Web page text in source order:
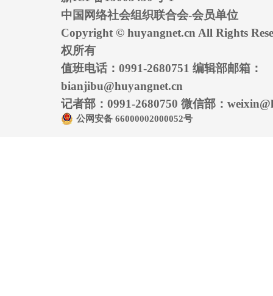
中国网络社会组织联合会-会员单位
Copyright © huyangnet.cn All Rights
权所有
值班电话：0991-2680751 编辑部邮箱：
bianjibu@huyangnet.cn
记者部：0991-2680750 微信部：
公网安备 66000002000052号